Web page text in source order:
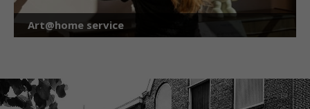
Art@home service